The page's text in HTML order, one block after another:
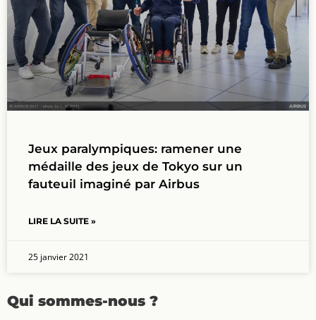
Jeux paralympiques: ramener une
médaille des jeux de Tokyo sur un
fauteuil imaginé par Airbus
LIRE LA SUITE »
25 janvier 2021
Qui sommes-nous ?